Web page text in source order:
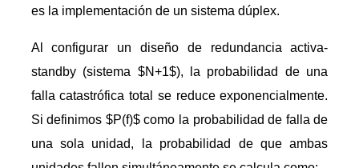
es la implementación de un sistema dúplex.
Al configurar un diseño de redundancia activa-
standby (sistema $N+1$), la probabilidad de una
falla catastrófica total se reduce exponencialmente.
Si definimos $P(f)$ como la probabilidad de falla de
una sola unidad, la probabilidad de que ambas